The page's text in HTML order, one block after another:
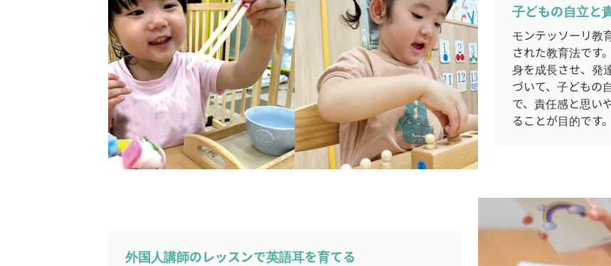
子どもの自立と
モンテッソーリ教
された教育法です
身を成長させ、発
づいて、子どもの
で、責任感と思い
ることが目的です。
外国人講師のレッスンで英語耳を育てる